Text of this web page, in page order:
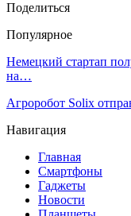
Поделиться
Популярное
Немецкий стартап
на…
Агроробот Solix
Навигация
Главная
Смартфоны
Гаджеты
Новости